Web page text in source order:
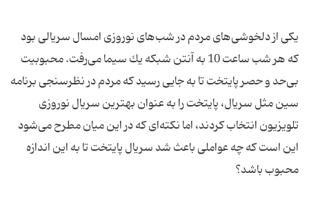
یكی از دلخوشی‌های مردم در شب‌های نوروزی امسال سریالی بود
كه هر شب ساعت 10 به آنتن شبكه یك سیما می‌رفت. محبوبیت
بی‌حد و حصر پایتخت تا به جایی رسید كه مردم در نظرسنجی برنامه
سین مثل سریال، پایتخت را به عنوان بهترین سریال نوروزی
تلویزیون انتخاب كردند، اما نكته‌ای كه در این میان مطرح می‌شود
این است كه چه عواملی باعث شد سریال پایتخت تا به این اندازه